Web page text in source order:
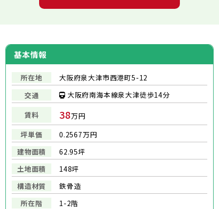
基本情報
所在地
大阪府泉大津市西港町5-12
交通
大阪府南海本線泉大津徒歩14分
賃料 38万円
坪単価
0.2567万円
建物面積
62.95坪
土地面積
148坪
構造材質
鉄骨造
所在階
1-2階